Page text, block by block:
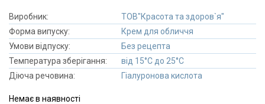
Виробник:
ТОВ"Красота та здоров`я"
Форма випуску:
Крем для обличчя
Умови відпуску:
Без рецепта
Температура зберігання:
від 15°C до 25°C
Діюча речовина:
Гіалуронова кислота
Немає в наявності